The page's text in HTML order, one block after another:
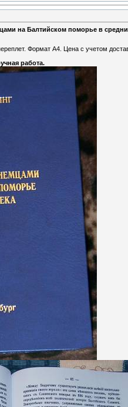
на Балтийском поморье в
Формат А4. Цена с учетом
работа.